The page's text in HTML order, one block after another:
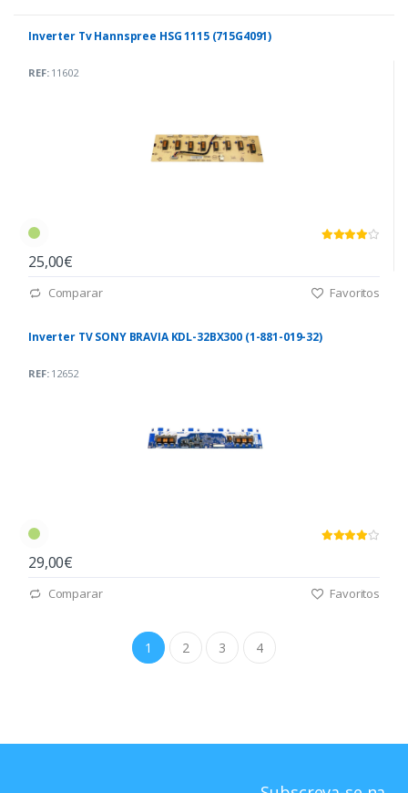
Inverter Tv Hannspree HSG 1115 (715G4091)
REF:11602
25,00€
Comparar Favoritos
Inverter TV SONY BRAVIA KDL-32BX300 (1-881-019-32)
REF:12652
29,00€
Comparar Favoritos
1 2 3 4